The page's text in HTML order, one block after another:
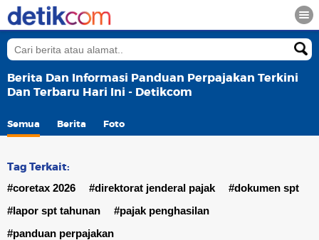
Berita Dan Informasi Panduan Perpajakan Terkini
Dan Terbaru Hari Ini - Detikcom
Semua Berita Foto
Tag Terkait:
#coretax 2026 #direktorat jenderal pajak
#dokumen spt
#lapor spt tahunan
#pajak penghasilan
#panduan perpajakan